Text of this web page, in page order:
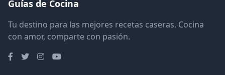
Guías de Cocina
Tu destino para las mejores recetas caseras. Cocina
con amor, comparte con pasión.